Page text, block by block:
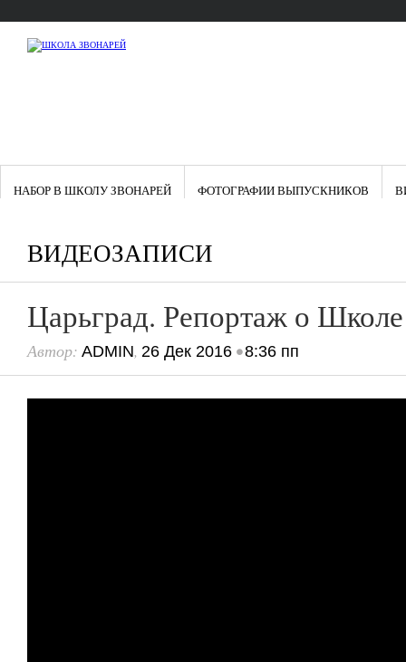
НАБОР В ШКОЛУ ЗВОНАРЕЙ ФОТОГРАФИИ ВЫПУСКНИКОВ
ВИДЕОЗАПИСИ
Царьград. Репортаж о
Автор: ADMIN, 26 Дек 2016 •8:36 пп